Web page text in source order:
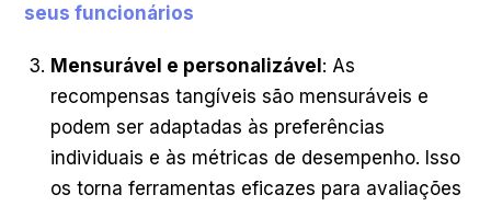
seus funcionários
Mensurável e personalizável: As
recompensas tangíveis são mensuráveis e
podem ser adaptadas às preferências
individuais e às métricas de desempenho. Isso
os torna ferramentas eficazes para avaliações